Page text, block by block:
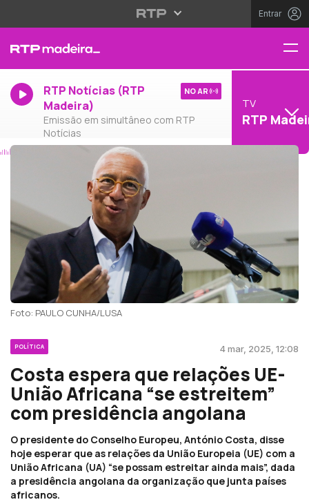
Entrar
RTP Notícias (RTP
Madeira)
Emissão em simultâneo com RTP
Notícias
NO AR
TV
RTP
Foto: PAULO CUNHA/LUSA
POLÍTICA 4 mar, 2025, 12:08
Costa espera que relações UE-
União Africana “se estreitem”
com presidência angolana
O presidente do Conselho Europeu, António Costa, disse
hoje esperar que as relações da União Europeia (UE) com a
União Africana (UA) “se possam estreitar ainda mais”, dada
a presidência angolana da organização que junta países
africanos.